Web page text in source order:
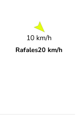
10 km/h
Rafales20 km/h